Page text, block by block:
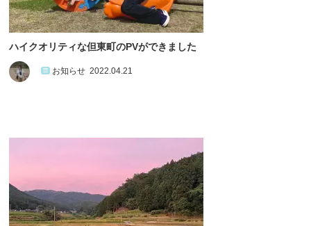
ハイクオリティな但東町のPVができました
お知らせ 2022.04.21